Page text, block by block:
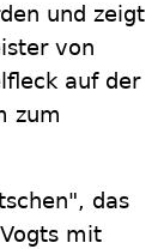
und zeigt
von
auf der
zum
das
mit